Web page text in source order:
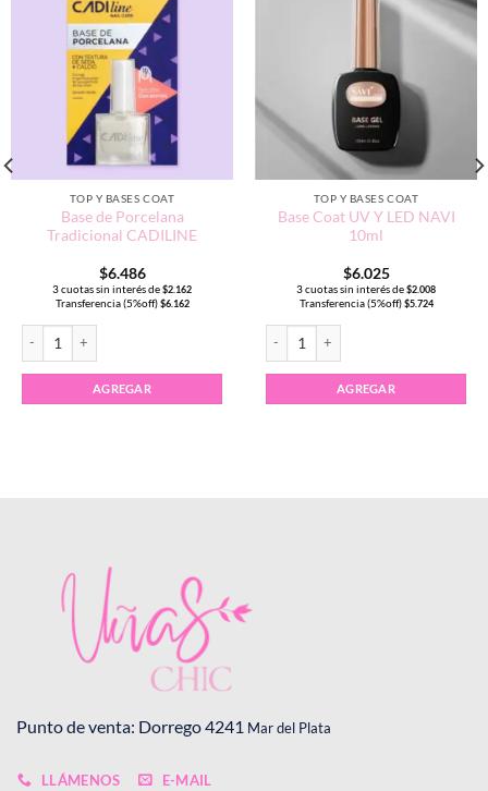
TOP Y BASES COAT
Base de Porcelana
Tradicional CADILINE
$6.486
3 cuotas sin interés de $2.162
Transferencia (5%off) $6.162
AGREGAR
TOP Y BASES COAT
Base Coat UV Y LED NAVI
10ml
$6.025
3 cuotas sin interés de $2.008
Transferencia (5%off) $5.724
AGREGAR
Punto de venta: Dorrego 4241 Mar del Plata
LLÁMENOS E-MAIL